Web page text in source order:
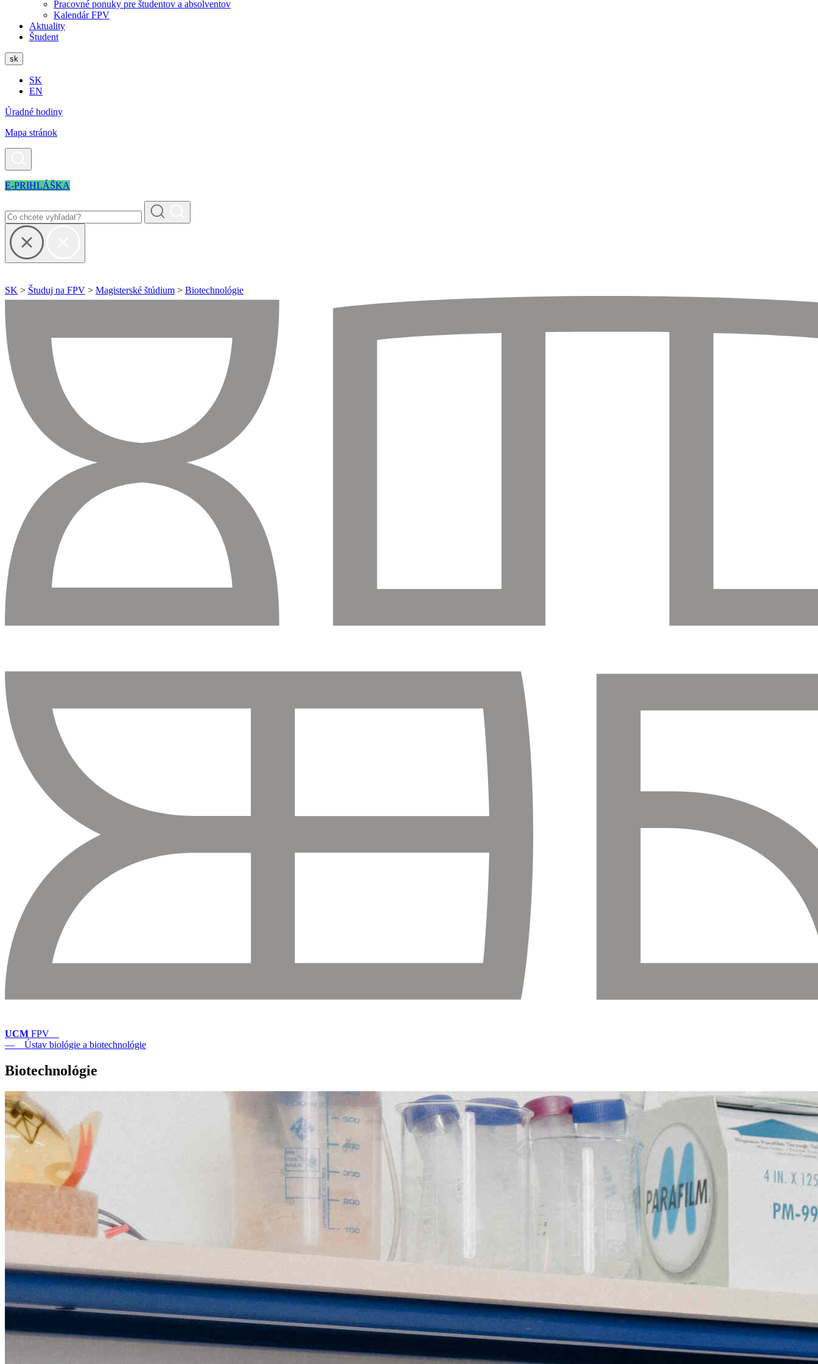
Pracovné ponuky pre študentov a absolventov
Kalendár FPV
Aktuality
Študent
sk
SK
EN
Úradné hodiny
Mapa stránok
E-PRIHLÁŠKA
SK > Študuj na FPV > Magisterské štúdium > Biotechnológie
UCM FPV
— Ústav biológie a biotechnológie
Biotechnológie